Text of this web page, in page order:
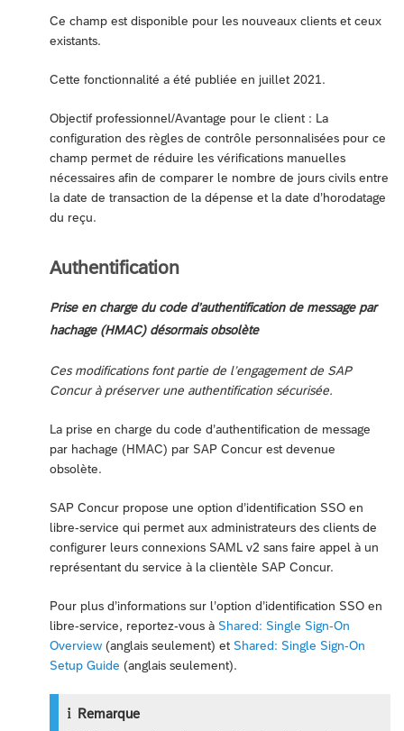
Ce champ est disponible pour les nouveaux clients et ceux
existants.
Cette fonctionnalité a été publiée en juillet 2021.
Objectif professionnel/Avantage pour le client : La
configuration des règles de contrôle personnalisées pour ce
champ permet de réduire les vérifications manuelles
nécessaires afin de comparer le nombre de jours civils entre
la date de transaction de la dépense et la date d’horodatage
du reçu.
Authentification
Prise en charge du code d’authentification de message par
hachage (HMAC) désormais obsolète
Ces modifications font partie de l’engagement de SAP
Concur à préserver une authentification sécurisée.
La prise en charge du code d’authentification de message
par hachage (HMAC) par SAP Concur est devenue
obsolète.
SAP Concur propose une option d’identification SSO en
libre-service qui permet aux administrateurs des clients de
configurer leurs connexions SAML v2 sans faire appel à un
représentant du service à la clientèle SAP Concur.
Pour plus d’informations sur l’option d’identification SSO en
libre-service, reportez-vous à Shared: Single Sign-On
Overview (anglais seulement) et Shared: Single Sign-On
Setup Guide (anglais seulement).
Remarque